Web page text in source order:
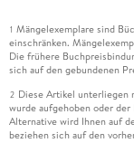
1 Mängelexemplare sind
einschränken.
Die frühere
sich auf den gebundenen
2 Diese Artikel unterliegen
wurde aufgehoben oder
Alternative wird Ihnen auf
beziehen sich auf den